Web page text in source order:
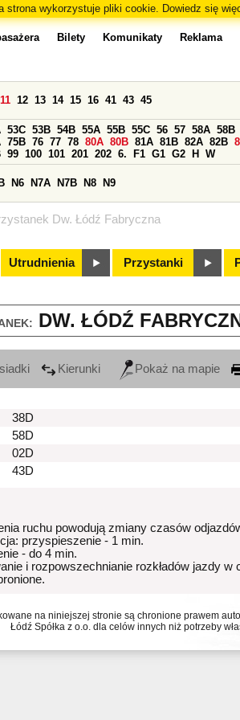
strona wykorzystuje pliki cookie. Dowiedz się
Dw. Łódź Fabryczna
Bilety Komunikaty Reklama
11 12 13 14 15 16 41 43 45
53C 53B 54B 55A 55B 55C 56 57 58A 58B
75B 76 77 78 80A 80B 81A 81B 82A 82B
99 100 101 201 202 6. F1 G1 G2 H W
N6 N7A N7B N8 N9
Utrudnienia Przystanki
DW. ŁÓDŹ
Kierunki Pokaż na mapie
38D
58D
02D
43D
ruchu powodują zmiany czasów
przyspieszenie - 1 min.
- do 4 min.
i rozpowszechnianie rozkładów jazdy
na niniejszej stronie są chronione prawem
Łódź Spółka z o.o. dla celów innych niż potrzeby